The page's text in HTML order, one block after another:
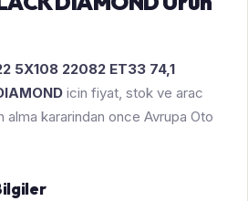
5X108 22082 ET33 74,1
icin fiyat, stok ve arac
alma kararindan once Avrupa Oto